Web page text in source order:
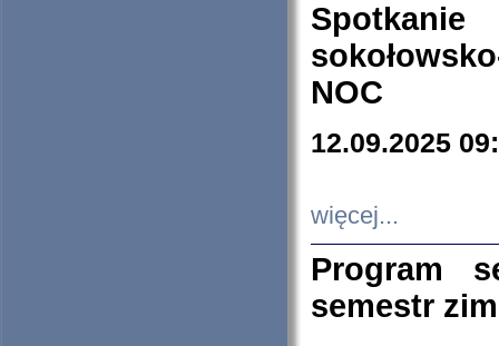
NOC
12.09.2025
więcej...
Program
semestr